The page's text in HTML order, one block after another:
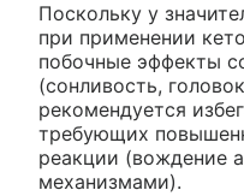
Поскольку у
при применении
побочные эффекты
(сонливость,
рекомендуется
требующих
реакции (вождение
механизмами).